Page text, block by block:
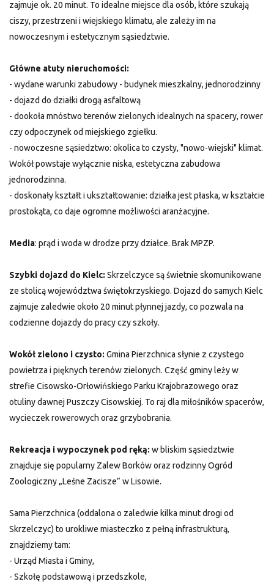
zajmuje ok. 20 minut. To idealne miejsce dla osób, które szukają
ciszy, przestrzeni i wiejskiego klimatu, ale zależy im na
nowoczesnym i estetycznym sąsiedztwie.
Główne atuty nieruchomości:
- wydane warunki zabudowy - budynek mieszkalny, jednorodzinny
- dojazd do działki drogą asfaltową
- dookoła mnóstwo terenów zielonych idealnych na spacery, rower
czy odpoczynek od miejskiego zgiełku.
- nowoczesne sąsiedztwo: okolica to czysty, "nowo-wiejski" klimat.
Wokół powstaje wyłącznie niska, estetyczna zabudowa
jednorodzinna.
- doskonały kształt i ukształtowanie: działka jest płaska, w kształcie
prostokąta, co daje ogromne możliwości aranżacyjne.
Media: prąd i woda w drodze przy działce. Brak MPZP.
Szybki dojazd do Kielc: Skrzelczyce są świetnie skomunikowane
ze stolicą województwa świętokrzyskiego. Dojazd do samych Kielc
zajmuje zaledwie około 20 minut płynnej jazdy, co pozwala na
codzienne dojazdy do pracy czy szkoły.
Wokół zielono i czysto: Gmina Pierzchnica słynie z czystego
powietrza i pięknych terenów zielonych. Część gminy leży w
strefie Cisowsko-Orłowińskiego Parku Krajobrazowego oraz
otuliny dawnej Puszczy Cisowskiej. To raj dla miłośników spacerów,
wycieczek rowerowych oraz grzybobrania.
Rekreacja i wypoczynek pod ręką: w bliskim sąsiedztwie
znajduje się popularny Zalew Borków oraz rodzinny Ogród
Zoologiczny „Leśne Zacisze” w Lisowie.
Sama Pierzchnica (oddalona o zaledwie kilka minut drogi od
Skrzelczyc) to urokliwe miasteczko z pełną infrastrukturą,
znajdziemy tam:
- Urząd Miasta i Gminy,
- Szkołę podstawową i przedszkole,